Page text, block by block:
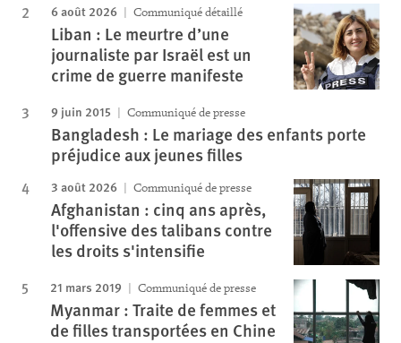
6 août 2026 Communiqué détaillé
Liban : Le meurtre d’une
journaliste par Israël est un
crime de guerre manifeste
9 juin 2015 Communiqué de presse
Bangladesh : Le mariage des enfants porte
préjudice aux jeunes filles
3 août 2026 Communiqué de presse
Afghanistan : cinq ans après,
l'offensive des talibans contre
les droits s'intensifie
21 mars 2019 Communiqué de presse
Myanmar : Traite de femmes et
de filles transportées en Chine